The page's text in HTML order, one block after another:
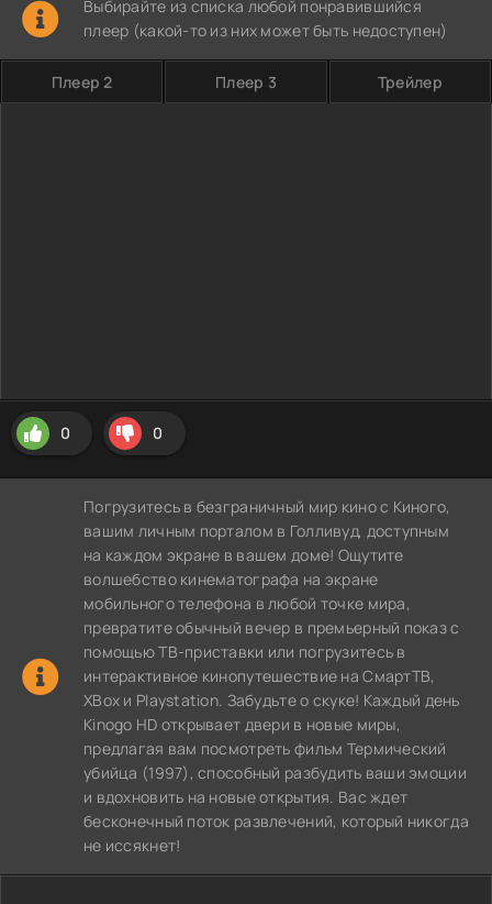
Выбирайте из списка любой понравившийся
плеер (какой-то из них может быть недоступен)
Плеер 2 Плеер 3 Трейлер
0 0
Погрузитесь в безграничный мир кино с Киного,
вашим личным порталом в Голливуд, доступным
на каждом экране в вашем доме! Ощутите
волшебство кинематографа на экране
мобильного телефона в любой точке мира,
превратите обычный вечер в премьерный показ с
помощью ТВ-приставки или погрузитесь в
интерактивное кинопутешествие на СмартТВ,
XBox и Playstation. Забудьте о скуке! Каждый день
Kinogo HD открывает двери в новые миры,
предлагая вам посмотреть фильм Термический
убийца (1997), способный разбудить ваши эмоции
и вдохновить на новые открытия. Вас ждет
бесконечный поток развлечений, который никогда
не иссякнет!